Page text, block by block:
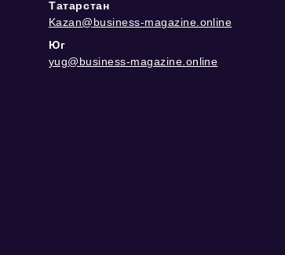
Татарстан
Kazan@business-magazine.online
Юг
yug@business-magazine.online